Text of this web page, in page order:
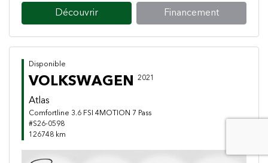
Découvrir Financement
Disponible
VOLKSWAGEN 2021
Atlas
Comfortline 3.6 FSI 4MOTION 7 Pass
#S26-0598
126748 km